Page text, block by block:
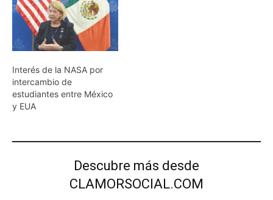
Interés de la NASA por
intercambio de
estudiantes entre México
y EUA
Descubre más desde
CLAMORSOCIAL.COM